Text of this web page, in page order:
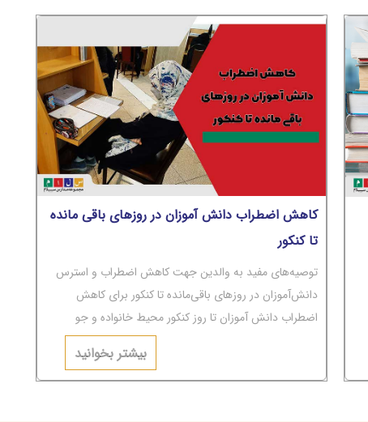
کاهش اضطراب دانش آموزان در روزهای باقی مانده
تا کنکور
توصیه‌های مفید به والدین جهت کاهش اضطراب و استرس
دانش‌آموزان در روزهای باقی‌مانده تا کنکور برای کاهش
اضطراب دانش آموزان تا روز کنکور محیط خانواده و جو
عاطفی حاکم بر آن باید به‌دور از تنش‌های عاطفی و مشاجره
بیشتر بخوانید